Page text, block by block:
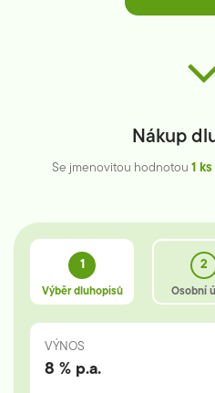
Nákup
Se jmenovitou hodnotou 1
Výběr dluhopisů Osobní
DLUHOPISY
OBJEDNÁVKA
VÝNOS
8 % p.a.